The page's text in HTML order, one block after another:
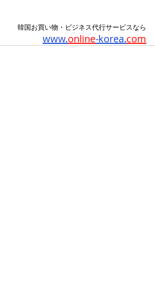
韓国お買い物・ビジネス代行サービスなら
www.online-korea.com